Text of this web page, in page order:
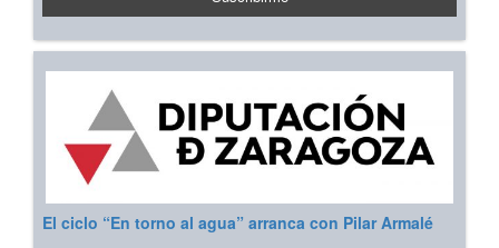
El ciclo “En torno al agua” arranca con Pilar Armalé